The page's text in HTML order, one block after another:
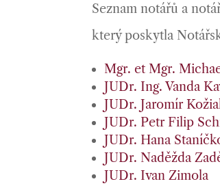
Seznam notářů a
který poskytla
Mgr. et Mgr.
JUDr. Ing. Vanda
JUDr. Jaromír
JUDr. Petr Filip
JUDr. Hana
JUDr. Naděžda
JUDr. Ivan Zimola